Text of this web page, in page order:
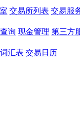
交易所列表 交易服
询 现金管理 第三方
汇表 交易日历